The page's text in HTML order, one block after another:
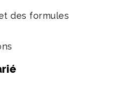
des formules